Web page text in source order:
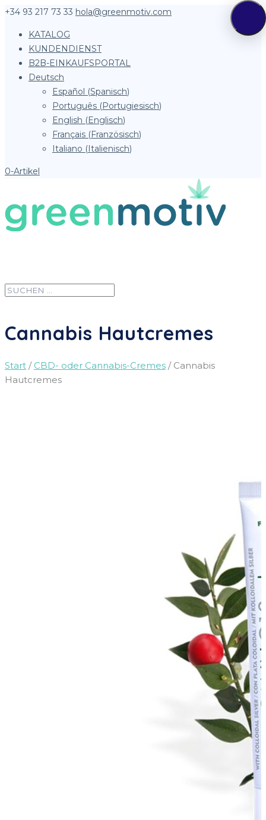
+34 93 217 73 33 hola@greenmotiv.com
KATALOG
KUNDENDIENST
B2B-EINKAUFSPORTAL
Deutsch
Español (Spanisch)
Português (Portugiesisch)
English (Englisch)
Français (Französisch)
Italiano (Italienisch)
0-Artikel
Cannabis Hautcremes
Start / CBD- oder Cannabis-Cremes / Cannabis
Hautcremes